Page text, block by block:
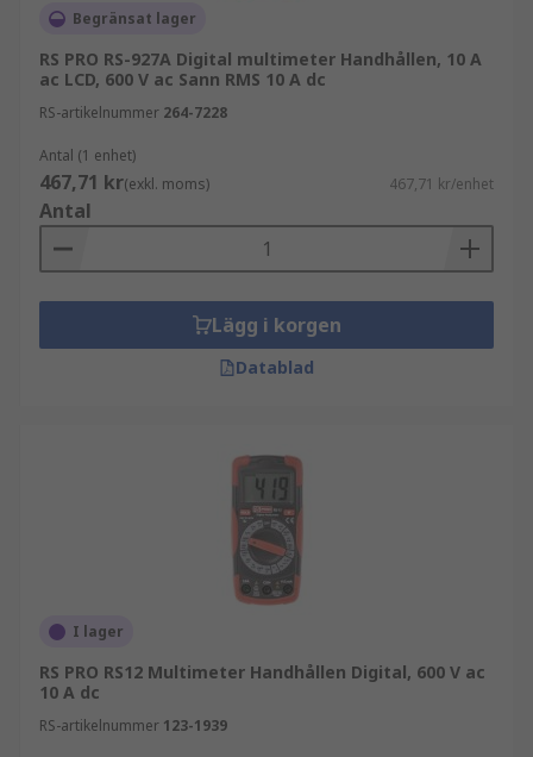
Begränsat lager
RS PRO RS-927A Digital multimeter Handhållen, 10 A
ac LCD, 600 V ac Sann RMS 10 A dc
RS-artikelnummer 264-7228
Antal (1 enhet)
467,71 kr(exkl. moms) 467,71 kr/enhet
Antal
Lägg i korgen
Datablad
I lager
RS PRO RS12 Multimeter Handhållen Digital, 600 V ac
10 A dc
RS-artikelnummer 123-1939